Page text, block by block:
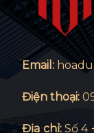
Email:
Điện thoại:
Địa chỉ:Số 4